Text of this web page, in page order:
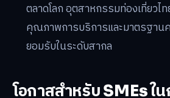
ตลาดโลก อุตสาหกรรมท่องเที่ยวไ
คุณภาพการบริการและมาตรฐาน
ยอมรับในระดับสากล
โอกาสสำหรับ SMEs ใ